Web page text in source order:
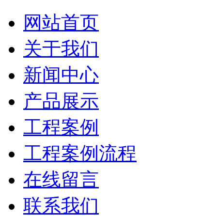
网站首页
关于我们
新闻中心
产品展示
工程案例
工程案例流程
在线留言
联系我们